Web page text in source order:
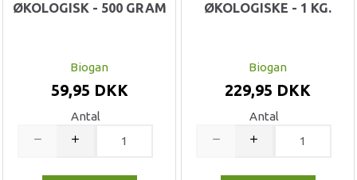
ØKOLOGISK - 500 GRAM
Biogan
59,95 DKK
Antal
ØKOLOGISKE - 1 KG.
Biogan
229,95 DKK
Antal